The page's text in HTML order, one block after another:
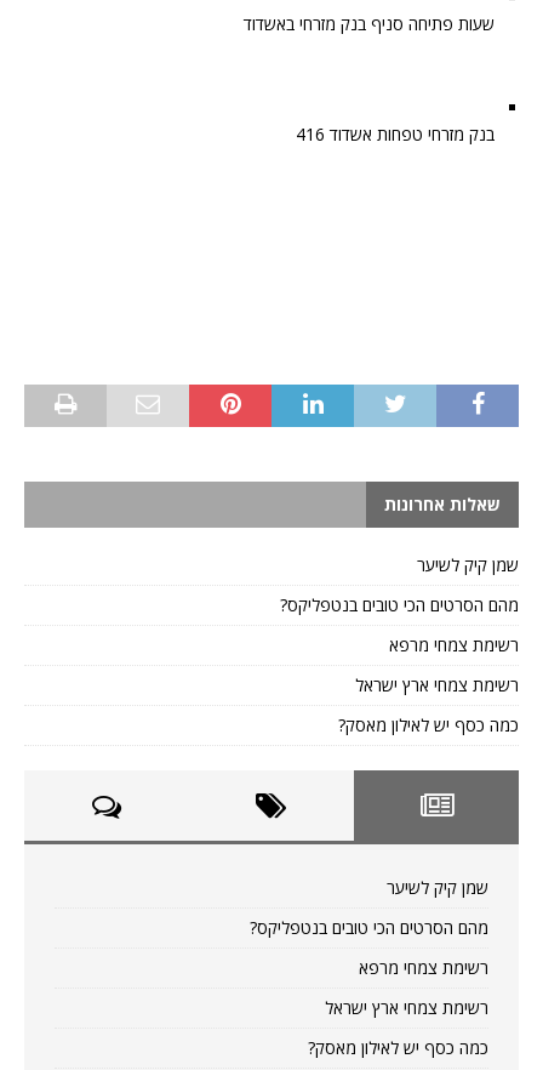
שעות פתיחה סניף בנק מזרחי באשדוד
בנק מזרחי טפחות אשדוד 416
שאלות אחרונות
שמן קיק לשיער
מהם הסרטים הכי טובים בנטפליקס?
רשימת צמחי מרפא
רשימת צמחי ארץ ישראל
כמה כסף יש לאילון מאסק?
שמן קיק לשיער
מהם הסרטים הכי טובים בנטפליקס?
רשימת צמחי מרפא
רשימת צמחי ארץ ישראל
כמה כסף יש לאילון מאסק?